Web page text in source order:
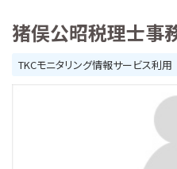
猪俣公昭税理士事
TKCモニタリング情報サービス利用